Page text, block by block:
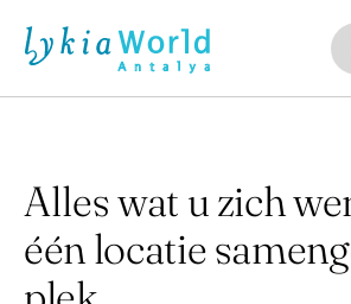
Alles wat u zich
één locatie